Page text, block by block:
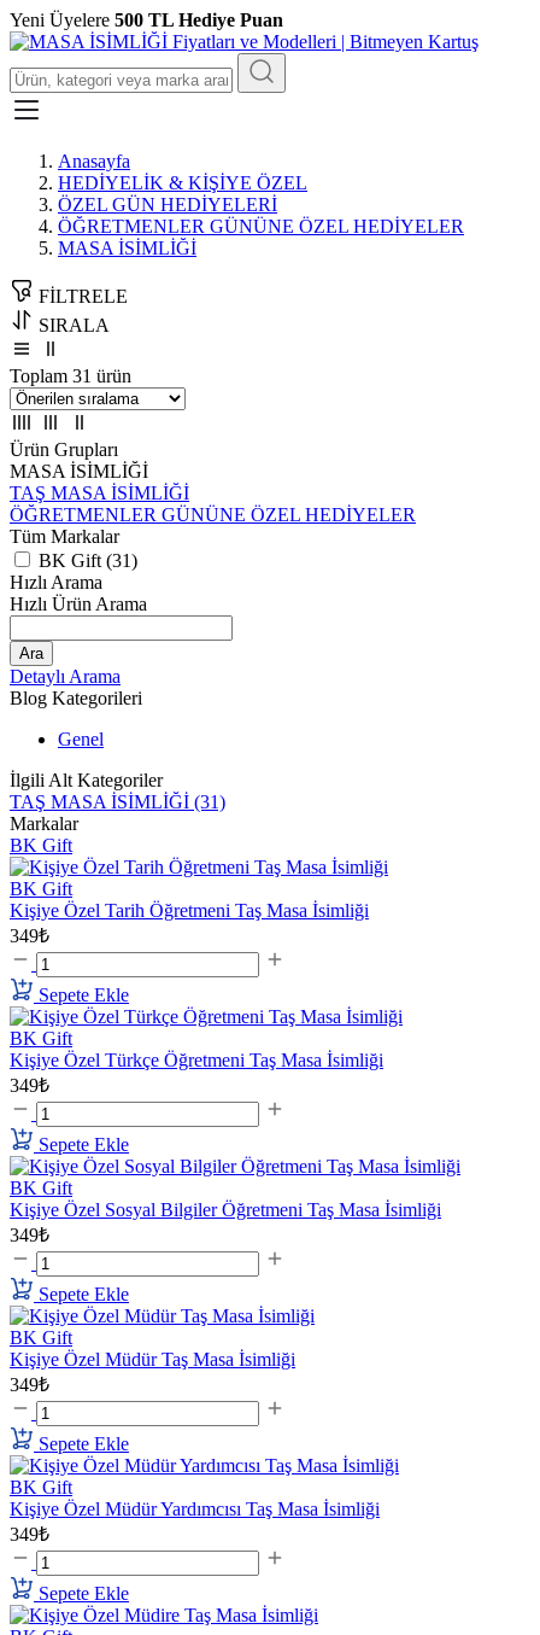
Yeni Üyelere 500 TL Hediye Puan
Anasayfa
HEDİYELİK & KİŞİYE ÖZEL
ÖZEL GÜN HEDİYELERİ
ÖĞRETMENLER GÜNÜNE ÖZEL HEDİYELER
MASA İSİMLİĞİ
FİLTRELE
SIRALA
Toplam 31 ürün
Ürün Grupları
MASA İSİMLİĞİ
TAŞ MASA İSİMLİĞİ
ÖĞRETMENLER GÜNÜNE ÖZEL HEDİYELER
Tüm Markalar
BK Gift (31)
Hızlı Arama
Hızlı Ürün Arama
Ara
Detaylı Arama
Blog Kategorileri
Genel
İlgili Alt Kategoriler
TAŞ MASA İSİMLİĞİ (31)
Markalar
BK Gift
BK Gift
Kişiye Özel Tarih Öğretmeni Taş Masa İsimliği
349₺
Sepete Ekle
BK Gift
Kişiye Özel Türkçe Öğretmeni Taş Masa İsimliği
349₺
Sepete Ekle
BK Gift
Kişiye Özel Sosyal Bilgiler Öğretmeni Taş Masa İsimliği
349₺
Sepete Ekle
BK Gift
Kişiye Özel Müdür Taş Masa İsimliği
349₺
Sepete Ekle
BK Gift
Kişiye Özel Müdür Yardımcısı Taş Masa İsimliği
349₺
Sepete Ekle